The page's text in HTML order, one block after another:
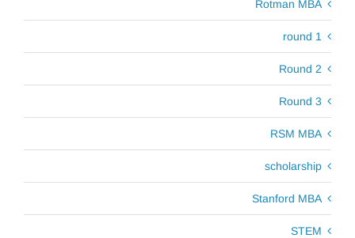
Rotman MBA
round 1
Round 2
Round 3
RSM MBA
scholarship
Stanford MBA
STEM